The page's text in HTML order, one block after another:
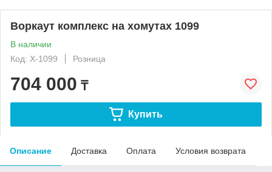
Воркаут комплекс на хомутах 1099
В наличии
Код: Х-1099
Розница
704 000 ₸
Купить
Описание Доставка Оплата Условия возврата